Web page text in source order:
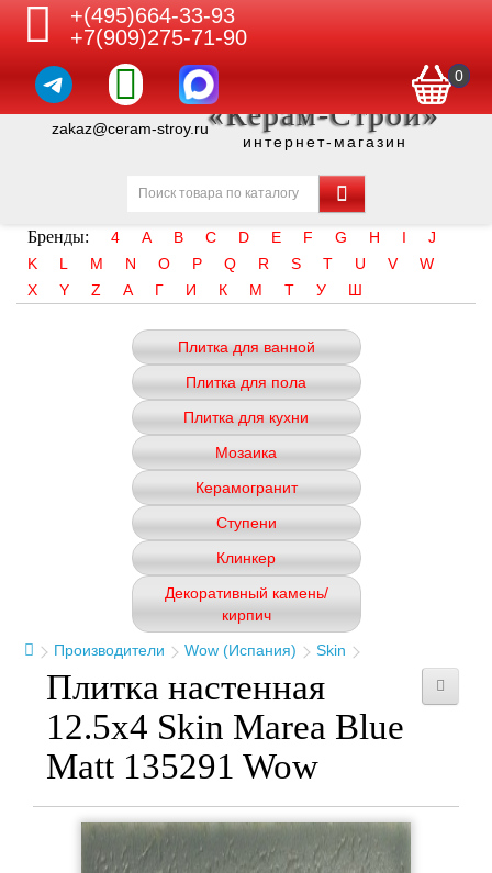
+(495)664-33-93
+7(909)275-71-90
0
zakaz@ceram-stroy.ru«Керам-Строй»
интернет-магазин
Бренды: 4 A B C D E F G H I
J
K
L M N O P Q R S T U V
W
X
Y Z А Г И К М Т У Ш
Плитка для ванной
Плитка для пола
Плитка для кухни
Мозаика
Керамогранит
Ступени
Клинкер
Декоративный камень/
кирпич
Производители
Wow (Испания) Skin
Плитка настенная
12.5x4 Skin Marea Blue
Matt 135291 Wow